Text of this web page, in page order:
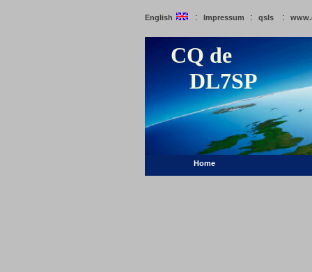
English : Impressum : qsls :
CQ de
DL7SP
Home